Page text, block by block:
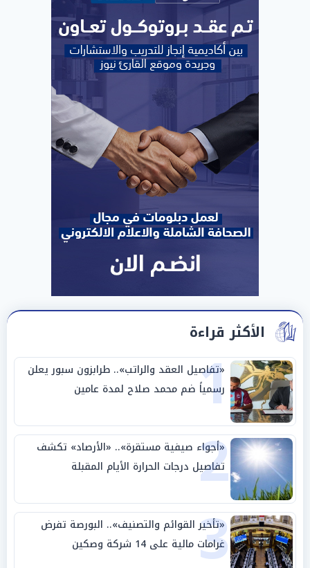
الأكثر قراءة
1
«تفاصيل العقد والراتب».. طرابزون سبور يعلن
رسمياً ضم محمد صلاح لمدة عامين
2
«أجواء صيفية مستقرة».. «الأرصاد» تكشف
تفاصيل درجات الحرارة الأيام المقبلة
3
«تأخير القوائم والتصنيف».. البورصة تفرض
غرامات مالية على 14 شركة وصكين